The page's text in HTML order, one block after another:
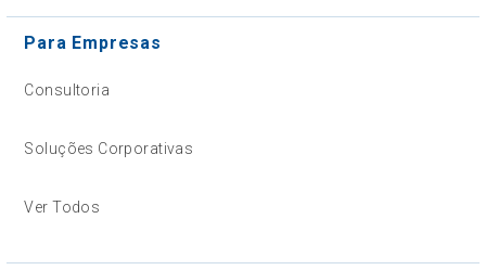
Para Empresas
Consultoria
Soluções Corporativas
Ver Todos